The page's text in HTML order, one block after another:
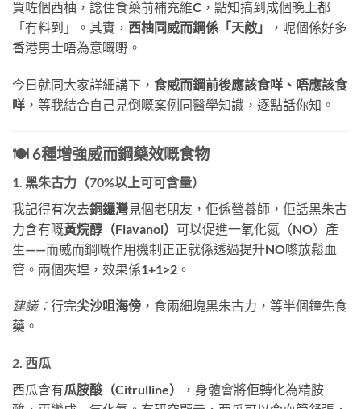
買咗個西柚，諗住食藥前補充維C，點知搞到成個晚上都
「冇料到」。其實， 西柚同威而鋼係「天敵」
，呢個係好多
香港男士唔為意嘅嘢。
今日就同大家詳細講下， 食威而鋼前後應該食咩、唔應該食
咩 ，等我結合自己見倒嘅案例同醫學知識，逐點話你知。
🍽️ 6種增強威而鋼藥效嘅食物
1. 黑朱古力（70%以上可可含量）
我記得有次去銅鑼灣見個老朋友，佢係營養師，佢話黑朱古
力含有嘅黃烷醇（Flavanol） 可以促進一氧化氮（NO）產
生——而威而鋼嘅作用機制正正就係透過提升NO嚟放鬆血
管。兩個夾埋，效果係1+1>2 。
建議： 行完尖沙咀海傍 ，食兩細塊黑朱古力，等半個鐘先食
藥。
2. 西瓜
西瓜含有瓜胺酸（Citrulline）
，身體會將佢轉化為精胺